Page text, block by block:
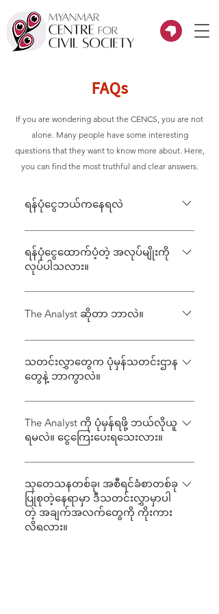
FAQs
If you are wondering about the CENCS, you are not
alone. Many people have some interesting
questions that they want to know more about. Here,
you can find the most truthful and clear answers.
ရန်ပုံငွေဘယ်ကနေရလဲ
အဖွဲ့အစည်းတစ်ခုတည်းပေါ်ရပ်တည်ပြီး
ရှင်သန်နေတဲ့အဖွဲ့အစည်း မဟုတ်တဲ့
အတွက် လွတ်လွတ်လပ်လပ် ရှိပါတယ်။
ရန်ပုံငွေထောက်ပံ့တဲ့ အလုပ်မျိုးကို
လုပ်ပါသလား။
မလုပ်ပါဘူး။
The Analyst ဆိုတာ ဘာလဲ။
နှစ်ပတ်တစ်ကြိမ်ထုတ်ဝေပြီး စစ်ရေး၊
နိုင်ငံရေး အရေးကြီး သတင်း
အချက်အလက်တွေ စိစစ်ကောက်နုတ်
သတင်းလွှာတွေက ပုံမှန်သတင်းဌာန
တွေနဲ့ ဘာကွာလဲ။
သတင်းမီဒီယာတွေဟာ ကျယ်ပြန့်တဲ့
အကြောင်းအရာတွေကို ကြိုးပမ်းတင်ဆက်
ကြပါတယ်။ သတင်းလွှာတွေကတော့
မျက်ခြည်ပြတ်မခံ သိဖို့လိုတဲ့
အကြောင်းအရာတွေကို လိုတိုရှင်းသိရှိနိုင်ဖို့
စုစည်းပေးတာပါ။ ဒီတော့မှ အဖြစ်အပျက်
The Analyst ကို ပုံမှန်ရဖို့ ဘယ်လိုယူ
ရမလဲ။ ငွေကြေးပေးရသေးလား။
ငွေကြေးကုန်ကျခံစရာ မလိုပါဘူး။ လူကြီး
မင်းရဲ့ အီးမေးလ်ထဲကို နှစ်ပတ်တစ်ကြိမ် ပုံ
မှန်ပို့ပေးပါ့မယ်။ အီးမေးလ်လိပ်စာနဲ့
အချက်အလက်တချို့သာ ပေးထားပါ။
သုတေသနတစ်ခု၊ အစီရင်ခံစာတစ်ခု
ပြုစုတဲ့နေရာမှာ ဒီသတင်းလွှာမှာပါ
တဲ့ အချက်အလက်တွေကို ကိုးကား
လို့ရလား။